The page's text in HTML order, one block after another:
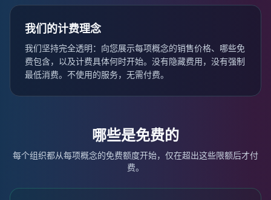
我们的计费理念
我们坚持完全透明：向您展示每项概念的销售价格、哪些免
费包含，以及计费具体何时开始。没有隐藏费用，没有强制
最低消费。不使用的服务，无需付费。
哪些是免费的
每个组织都从每项概念的免费额度开始，仅在超出这些限额后才付
费。